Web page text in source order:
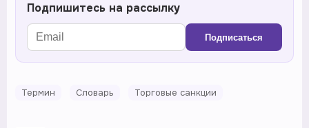
Подпишитесь на рассылку
Подписаться
Термин Словарь Торговые санкции